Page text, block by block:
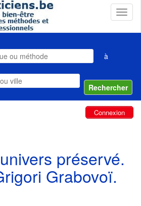
T
o
g
a
v
i
g
n
à
Connexion
préservé.
Grabovoï.